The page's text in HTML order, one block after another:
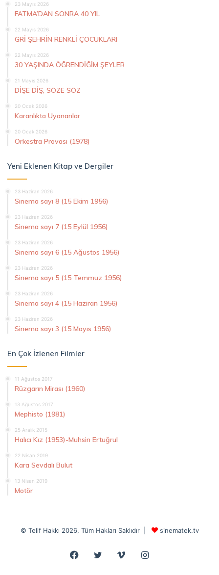
23 Mayıs 2026
FATMA’DAN SONRA 40 YIL
22 Mayıs 2026
GRİ ŞEHRİN RENKLİ ÇOCUKLARI
22 Mayıs 2026
30 YAŞINDA ÖĞRENDİĞİM ŞEYLER
21 Mayıs 2026
DİŞE DİŞ, SÖZE SÖZ
20 Ocak 2026
Karanlıkta Uyananlar
20 Ocak 2026
Orkestra Provası (1978)
Yeni Eklenen Kitap ve Dergiler
23 Haziran 2026
Sinema sayı 8 (15 Ekim 1956)
23 Haziran 2026
Sinema sayı 7 (15 Eylül 1956)
23 Haziran 2026
Sinema sayı 6 (15 Ağustos 1956)
23 Haziran 2026
Sinema sayı 5 (15 Temmuz 1956)
23 Haziran 2026
Sinema sayı 4 (15 Haziran 1956)
23 Haziran 2026
Sinema sayı 3 (15 Mayıs 1956)
En Çok İzlenen Filmler
11 Ağustos 2017
Rüzgarın Mirası (1960)
13 Ağustos 2017
Mephisto (1981)
25 Aralık 2015
Halıcı Kız (1953)-Muhsin Ertuğrul
22 Nisan 2019
Kara Sevdalı Bulut
13 Nisan 2019
Motör
© Telif Hakkı 2026, Tüm Hakları Saklıdır | sinematek.tv
Facebook
Twitter VimeoInstagram